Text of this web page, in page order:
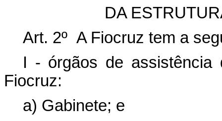
DA
Art. 2º A Fiocruz tem a
I - órgãos de assistência
Fiocruz:
a) Gabinete; e